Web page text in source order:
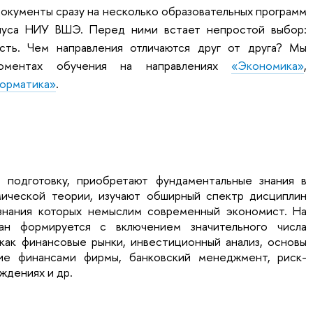
сразу на несколько образовательных программ
НИУ ВШЭ. Перед ними встает непростой выбор:
Чем направления отличаются друг от друга? Мы
обучения на направлениях «Экономика»,
.
приобретают фундаментальные знания в
теории, изучают обширный спектр дисциплин
которых немыслим современный экономист. На
формируется с включением значительного числа
финансовые рынки, инвестиционный анализ, основы
финансами фирмы, банковский менеджмент, риск-
и др.